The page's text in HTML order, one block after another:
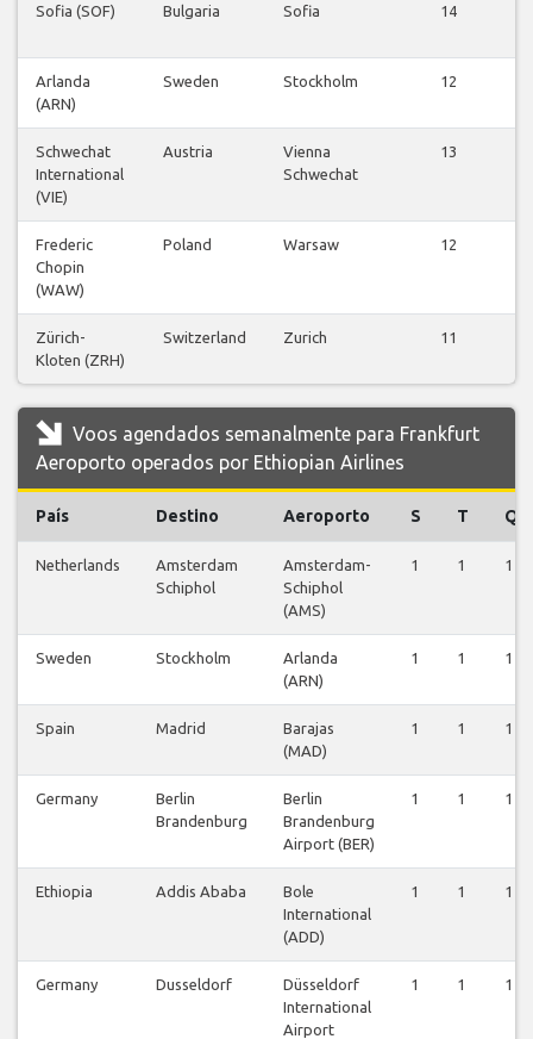
Sofia (SOF) Bulgaria Sofia 14
Arlanda
(ARN)
Sweden Stockholm 12
Schwechat
International
(VIE)
Austria
Vienna
Schwechat
13
Frederic
Chopin
(WAW)
Poland Warsaw 12
Zürich-
Kloten (ZRH)
Switzerland Zurich 11
Voos agendados semanalmente para Frankfurt
Aeroporto operados por Ethiopian Airlines
País Destino Aeroporto S T Q
Netherlands
Amsterdam
Schiphol
Amsterdam-
Schiphol
(AMS)
1 1 1
Sweden Stockholm
Arlanda
(ARN)
1 1 1
Spain Madrid
Barajas
(MAD)
1 1 1
Germany
Berlin
Brandenburg
Berlin
Brandenburg
Airport (BER)
1 1 1
Ethiopia Addis Ababa
Bole
International
(ADD)
1 1 1
Germany Dusseldorf
Düsseldorf
International
Airport
1 1 1